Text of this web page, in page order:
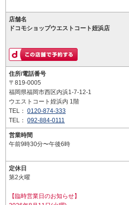
店舗名
ドコモショップウエストコート姪浜店
住所/電話番号
〒819-0005
福岡県福岡市西区内浜1-7-12-1
ウエストコート姪浜内 1階
TEL： 0120-874-333
TEL： 092-884-0111
営業時間
午前9時30分〜午後6時
定休日
第2火曜
【臨時営業日のお知らせ】